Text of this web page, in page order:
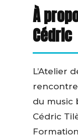
À
Cédric
L’Atelier
du music
Cédric